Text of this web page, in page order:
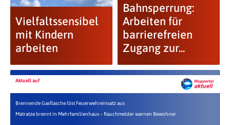
Vielfaltssensibel
mit Kindern
arbeiten
Bahnsperrung:
Arbeiten für
barrierefreien
Zugang zur...
Aktuell auf
Brennende Gasflasche löst Feuerwehreinsatz aus
Matratze brennt in Mehrfamilienhaus – Rauchmelder warnen Bewohner